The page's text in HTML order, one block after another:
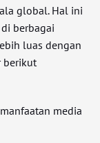
global. Hal ini
berbagai
luas dengan
berikut
media